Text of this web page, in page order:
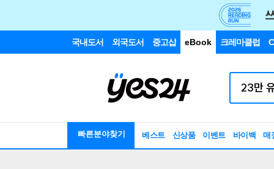
국내도서 외국도서 중고샵 eBook 크레마클럽
빠른분야찾기 베스트 신상품 이벤트 바이백 매